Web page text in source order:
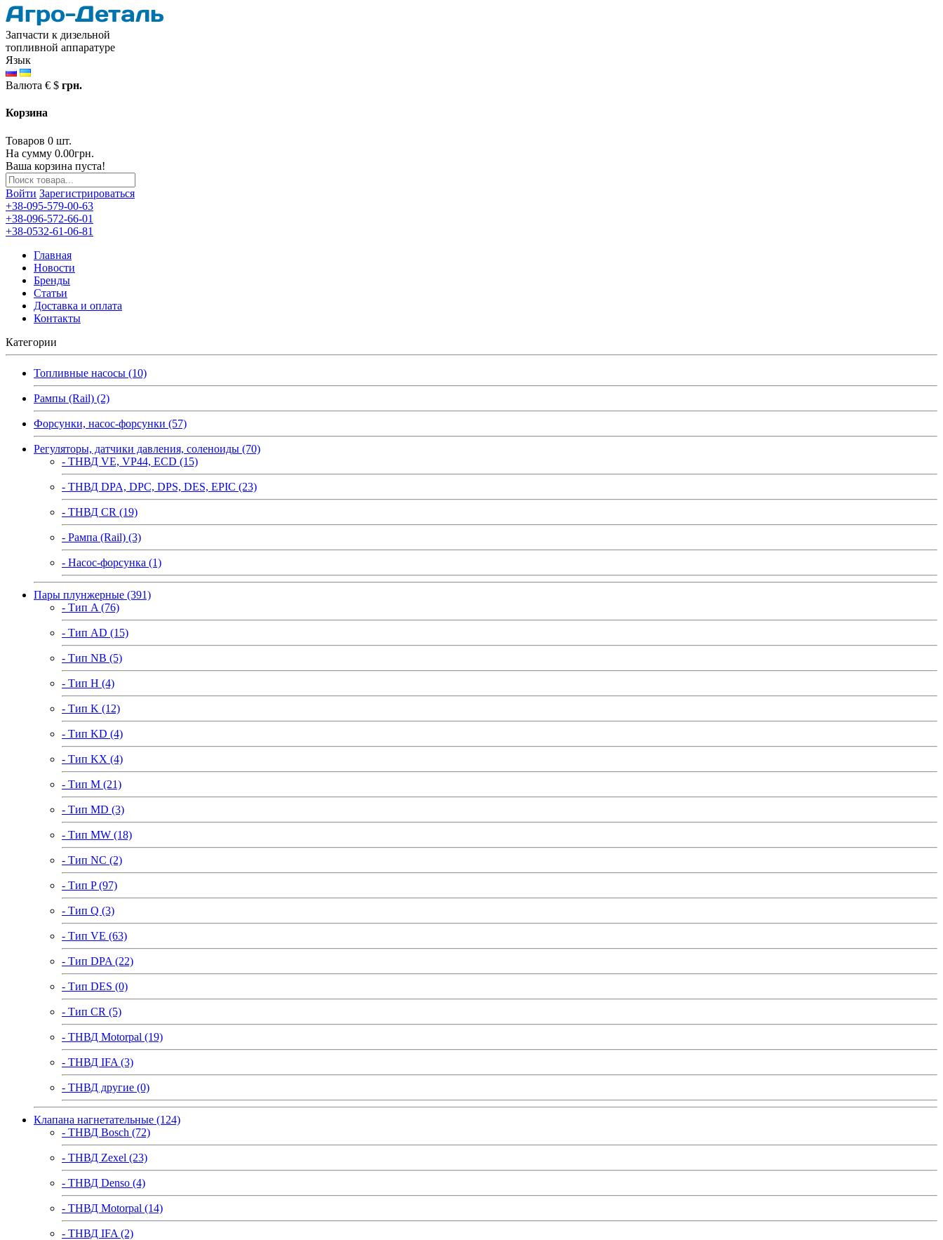
Запчасти к дизельной
топливной аппаратуре
Язык
Валюта € $ грн.
Корзина
Товаров 0 шт.
На сумму 0.00грн.
Ваша корзина пуста!
Войти Зарегистрироваться
+38-095-579-00-63
+38-096-572-66-01
+38-0532-61-06-81
Главная
Новости
Бренды
Статьи
Доставка и оплата
Контакты
Категории
Топливные насосы (10)
Рампы (Rail) (2)
Форсунки, насос-форсунки (57)
Регуляторы, датчики давления, соленоиды (70)
- ТНВД VE, VP44, ECD (15)
- ТНВД DPA, DPC, DPS, DES, EPIC (23)
- ТНВД CR (19)
- Рампа (Rail) (3)
- Насос-форсунка (1)
Пары плунжерные (391)
- Тип A (76)
- Тип AD (15)
- Тип NB (5)
- Тип H (4)
- Тип K (12)
- Тип KD (4)
- Тип KX (4)
- Тип M (21)
- Тип MD (3)
- Тип MW (18)
- Тип NC (2)
- Тип P (97)
- Тип Q (3)
- Тип VE (63)
- Тип DPA (22)
- Тип DES (0)
- Тип CR (5)
- ТНВД Motorpal (19)
- ТНВД IFA (3)
- ТНВД другие (0)
Клапана нагнетательные (124)
- ТНВД Bosch (72)
- ТНВД Zexel (23)
- ТНВД Denso (4)
- ТНВД Motorpal (14)
- ТНВД IFA (2)